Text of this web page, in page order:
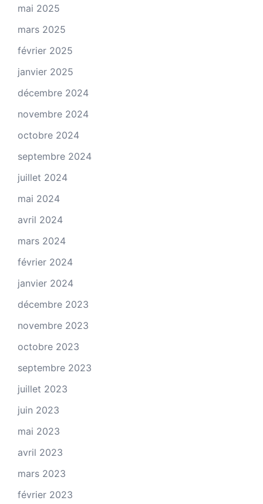
mai 2025
mars 2025
février 2025
janvier 2025
décembre 2024
novembre 2024
octobre 2024
septembre 2024
juillet 2024
mai 2024
avril 2024
mars 2024
février 2024
janvier 2024
décembre 2023
novembre 2023
octobre 2023
septembre 2023
juillet 2023
juin 2023
mai 2023
avril 2023
mars 2023
février 2023